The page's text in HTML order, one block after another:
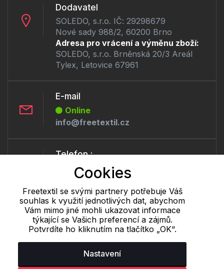
Dodavatel
SOLEDO, s.r.o. IČ: 29298679
Nové sady 988/2, 60200 Brno
Adresa pro vrácení a výměnu zboží:
SOLEDO, s.r.o. Brněnská 20/3 Areál
Tylex, Letovice 67961
E-mail
Online
info@freetextil.cz
Telefon :
Online
+420 530 334 460
Cookie - podrobné nastavení| Další informace|Ochrana osobních
Cookies
Freetextil se svými partnery potřebuje Váš
souhlas k využití jednotlivých dat, abychom
Vám mimo jiné mohli ukazovat informace
týkající se Vašich preferencí a zájmů.
Potvrdíte ho kliknutím na tlačítko „OK“.
Nastavení